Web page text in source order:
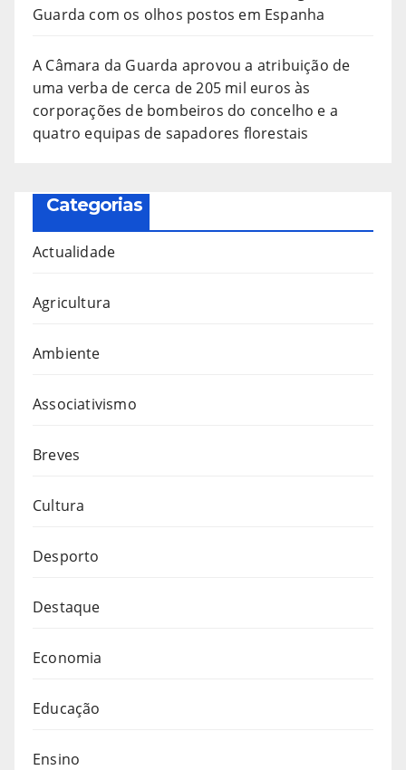
Guarda com os olhos postos em Espanha
A Câmara da Guarda aprovou a atribuição de
uma verba de cerca de 205 mil euros às
corporações de bombeiros do concelho e a
quatro equipas de sapadores florestais
Categorias
Actualidade
Agricultura
Ambiente
Associativismo
Breves
Cultura
Desporto
Destaque
Economia
Educação
Ensino